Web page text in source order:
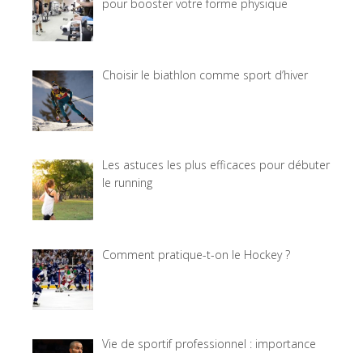
pour booster votre forme physique
Choisir le biathlon comme sport d’hiver
Les astuces les plus efficaces pour débuter
le running
Comment pratique-t-on le Hockey ?
Vie de sportif professionnel : importance